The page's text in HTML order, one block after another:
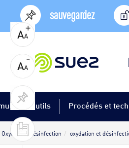
sauvegardez
et outils Procédés et
Oxydation-désinfection oxydation et